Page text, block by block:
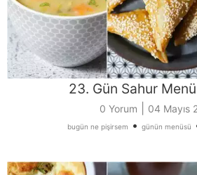
23. Gün Sahur
0 Yorum 04 Mayıs
bugün ne pişirsem • günün menüsü